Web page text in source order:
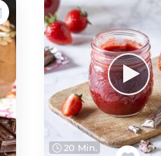
20 Min.